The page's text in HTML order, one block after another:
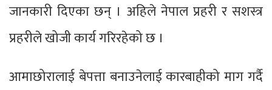
जानकारी दिएका छन् । अहिले नेपाल प्रहरी र सशस्त्र
प्रहरीले खोजी कार्य गरिरहेको छ ।
आमाछोरालाई बेपत्ता बनाउनेलाई कारबाहीको माग गर्दै